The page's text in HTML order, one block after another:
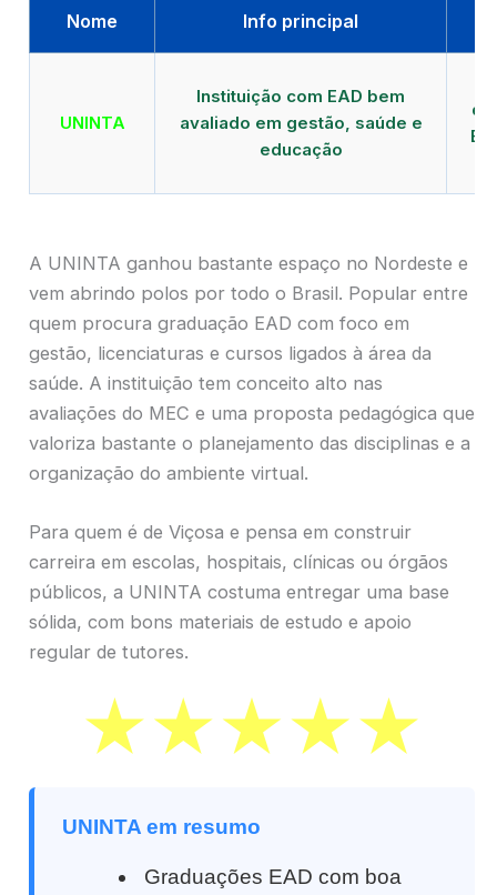
Nome Info principal
UNINTA
Instituição com EAD bem
avaliado em gestão, saúde e
educação
A UNINTA ganhou bastante espaço no Nordeste e
vem abrindo polos por todo o Brasil. Popular entre
quem procura graduação EAD com foco em
gestão, licenciaturas e cursos ligados à área da
saúde. A instituição tem conceito alto nas
avaliações do MEC e uma proposta pedagógica que
valoriza bastante o planejamento das disciplinas e a
organização do ambiente virtual.
Para quem é de Viçosa e pensa em construir
carreira em escolas, hospitais, clínicas ou órgãos
públicos, a UNINTA costuma entregar uma base
sólida, com bons materiais de estudo e apoio
regular de tutores.
UNINTA em resumo
Graduações EAD com boa